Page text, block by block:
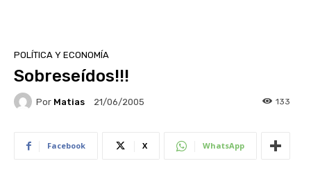
POLÍTICA Y ECONOMÍA
Sobreseídos!!!
Por Matias 21/06/2005 133
Facebook X WhatsApp